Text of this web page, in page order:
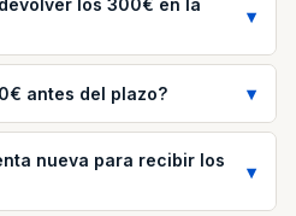
los 300€ en la
antes del plazo?
nueva para recibir los